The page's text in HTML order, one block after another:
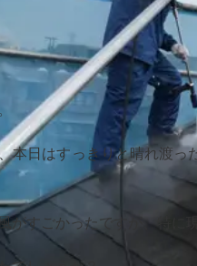
本日はすっきりと晴れ渡
がすごかったですが、特